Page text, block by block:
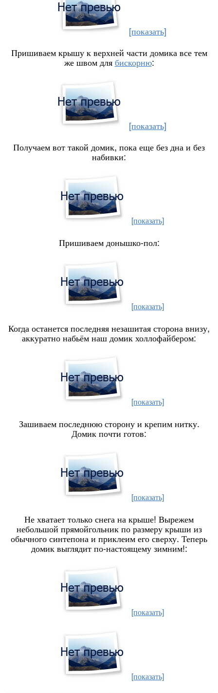
[показать]
Пришиваем крышу к верхней части домика все тем
же швом длябискорню:
[показать]
Получаем вот такой домик, пока еще без дна и без
набивки:
[показать]
Пришиваем донышко-пол:
[показать]
Когда останется последняя незашитая сторона внизу,
аккуратно набьём наш домик холлофайбером:
[показать]
Зашиваем последнюю сторону и крепим нитку.
Домик почти готов:
[показать]
Не хватает только снега на крыше! Вырежем
небольшой прямойгольник по размеру крыши из
обычного синтепона и приклеим его сверху. Теперь
домик выглядит по-настоящему зимним!:
[показать]
[показать]